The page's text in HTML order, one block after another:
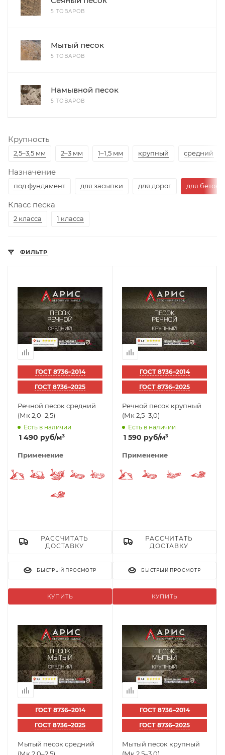
5 ТОВАРОВ
Мытый песок
5 ТОВАРОВ
Намывной песок
5 ТОВАРОВ
Крупность
2,5–3,5 мм 2–3 мм 1–1,5 мм крупный средний
Назначение
под фундамент для засыпки для дорог для бетона
Класс песка
2 класса 1 класса
ФИЛЬТР
ГОСТ 8736–2014
ГОСТ 8736–2025
Речной песок средний
(Мк 2,0–2,5)
Есть в наличии
1 490 руб/м³
Применение
Строительный песок
Песок для раствора
Песок для стяжки
Песок под фундамент
Песок для тротуарной
Песок для бетона
КУПИТЬ
РАССЧИТАТЬ
ДОСТАВКУ
БЫСТРЫЙ ПРОСМОТР
ГОСТ 8736–2014
ГОСТ 8736–2025
Речной песок крупный
(Мк 2,5–3,0)
Есть в наличии
1 590 руб/м³
Применение
Строительный песок
Песок подПесок для
КУПИТЬ
РАССЧИТАТЬ
ДОСТАВКУ
БЫСТРЫЙ ПРОСМОТР
ГОСТ 8736–2014
ГОСТ 8736–2025
Мытый песок средний
ГОСТ 8736–2014
ГОСТ 8736–2025
Мытый песок крупный